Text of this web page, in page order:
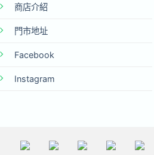
商店介紹
門市地址
Facebook
Instagram